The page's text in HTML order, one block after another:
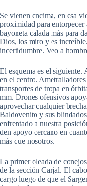
Se vienen encima, en esa
proximidad para
bayoneta calada más para
Dios, los miro y es
incertidumbre. Veo a
El esquema es el
en el centro.
transportes de tropa en
mm. Drones ofensivos
aprovechar cualquier
Baldovenito y sus
enfrentado a nuestra
den apoyo cercano en
más que nosotros.
La primer oleada de
de la sección Carjal. El
cargo luego de que el